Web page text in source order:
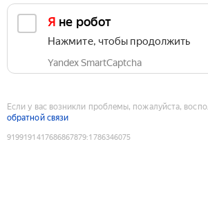
Я не робот
Нажмите, чтобы продолжить
Yandex SmartCaptcha
Если у вас возникли проблемы, пожалуйста,
обратной связи
9199191417686867879:1786346075